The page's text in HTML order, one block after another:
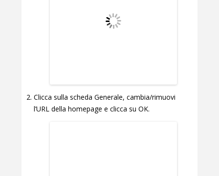
Clicca sulla scheda Generale, cambia/rimuovi
l’URL della homepage e clicca su OK.